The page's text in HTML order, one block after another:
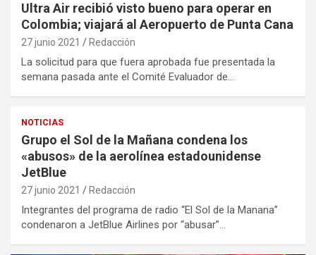
Ultra Air recibió visto bueno para operar en
Colombia; viajará al Aeropuerto de Punta Cana
27 junio 2021 Redacción
La solicitud para que fuera aprobada fue presentada la
semana pasada ante el Comité Evaluador de…
NOTICIAS
Grupo el Sol de la Mañana condena los
«abusos» de la aerolínea estadounidense
JetBlue
27 junio 2021 Redacción
Integrantes del programa de radio “El Sol de la Manana”
condenaron a JetBlue Airlines por “abusar”…